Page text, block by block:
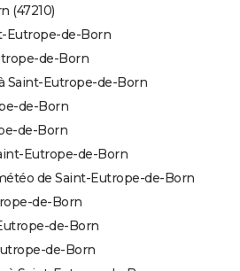
(47210)
Eutrope-de-Born
de-Born
Saint-Eutrope-de-Born
de-Born
de-Born
Eutrope-de-Born
de Saint-Eutrope-de-Born
de-Born
de-Born
de-Born